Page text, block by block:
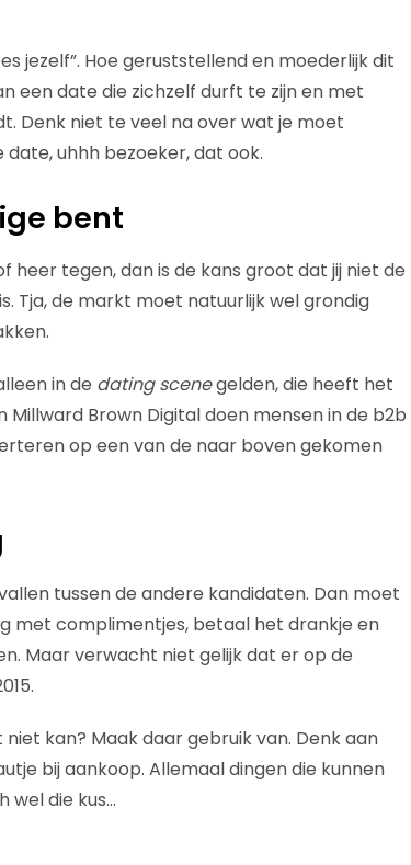
jezelf”. Hoe geruststellend en moederlijk dit
een date die zichzelf durft te zijn en met
Denk niet te veel na over wat je moet
date, uhhh bezoeker, dat ook.
bent
heer tegen, dan is de kans groot dat jij niet de
Tja, de markt moet natuurlijk wel grondig
in de dating scenegelden, die heeft het
Millward Brown Digital doen mensen in de b2b
op een van de naar boven gekomen
tussen de andere kandidaten. Dan moet
met complimentjes, betaal het drankje en
Maar verwacht niet gelijk dat er op de
kan? Maak daar gebruik van. Denk aan
bij aankoop. Allemaal dingen die kunnen
wel die kus…